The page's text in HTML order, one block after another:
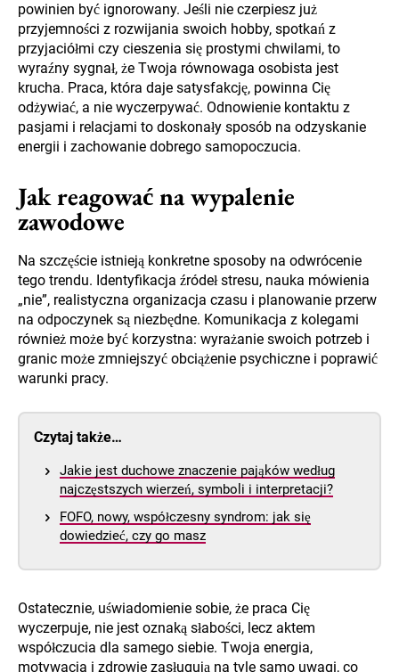
powinien być ignorowany. Jeśli nie czerpiesz już
przyjemności z rozwijania swoich hobby, spotkań z
przyjaciółmi czy cieszenia się prostymi chwilami, to
wyraźny sygnał, że Twoja równowaga osobista jest
krucha. Praca, która daje satysfakcję, powinna Cię
odżywiać, a nie wyczerpywać. Odnowienie kontaktu z
pasjami i relacjami to doskonały sposób na odzyskanie
energii i zachowanie dobrego samopoczucia.
Jak reagować na wypalenie
zawodowe
Na szczęście istnieją konkretne sposoby na odwrócenie
tego trendu. Identyfikacja źródeł stresu, nauka mówienia
„nie”, realistyczna organizacja czasu i planowanie przerw
na odpoczynek są niezbędne. Komunikacja z kolegami
również może być korzystna: wyrażanie swoich potrzeb i
granic może zmniejszyć obciążenie psychiczne i poprawić
warunki pracy.
Czytaj także…
Jakie jest duchowe znaczenie pająków według
najczęstszych wierzeń, symboli i interpretacji?
FOFO, nowy, współczesny syndrom: jak się
dowiedzieć, czy go masz
Ostatecznie, uświadomienie sobie, że praca Cię
wyczerpuje, nie jest oznaką słabości, lecz aktem
współczucia dla samego siebie. Twoja energia,
motywacja i zdrowie zasługują na tyle samo uwagi, co